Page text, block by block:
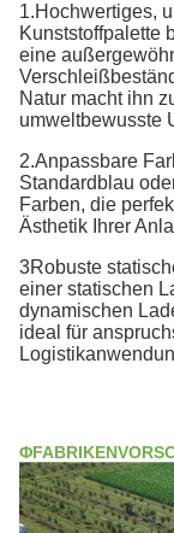
1.Hochwertiges,
Kunststoffpalette
eine
Natur macht ihn
umweltbewusste
2.Anpassbare
Standardblau
Farben, die
Ästhetik Ihrer
3Robuste
einer statischen
dynamischen
ideal für